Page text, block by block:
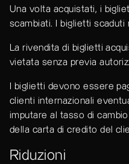
Una volta acquistati, i
scambiati. I biglietti scaduti
La rivendita di biglietti
vietata senza previa
I biglietti devono essere
clienti internazionali
imputare al tasso di
della carta di credito del
Riduzioni